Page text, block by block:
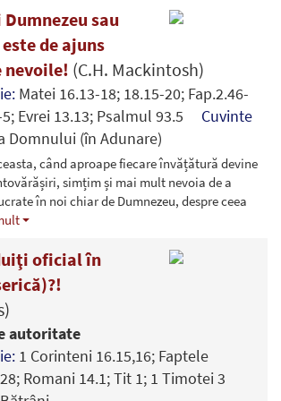
sau
de ajuns
(C.H. Mackintosh)
Matei 16.13-18; 18.15-20; Fap.2.46-
Evrei 13.13; Psalmul 93.5 Cuvinte
Domnului (în Adunare)
când aproape fiecare învățătură devine
simțim și mai mult nevoia de a
în noi chiar de Dumnezeu, despre ceea
oficial în
autoritate
1 Corinteni 16.15,16; Faptele
Romani 14.1; Tit 1; 1 Timotei 3